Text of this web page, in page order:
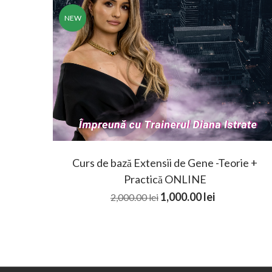
NEW
Curs de bază Extensii de Gene -Teorie +
Practică ONLINE
2,000.00lei Prețul inițial a fost:
1,000.00lei Prețul